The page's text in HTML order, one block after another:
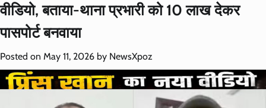
वीडियो, बताया-थाना प्रभारी को 10 लाख देकर
पासपोर्ट बनवाया
Posted on May 11, 2026 by NewsXpoz